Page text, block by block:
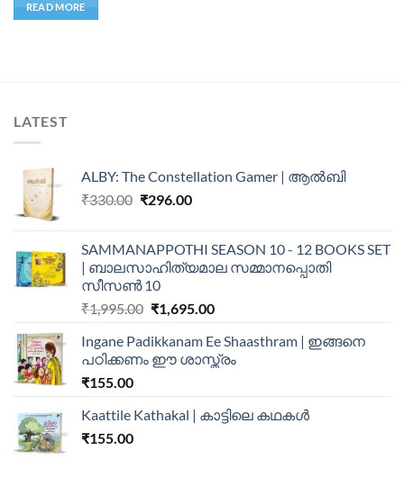
READ MORE
LATEST
ALBY: The Constellation Gamer | ആൽബി
₹330.00 ₹296.00
SAMMANAPPOTHI SEASON 10 - 12 BOOKS SET
| ബാലസാഹിത്യമാല സമ്മാനപ്പൊതി
സീസൺ 10
₹1,995.00 ₹1,695.00
Ingane Padikkanam Ee Shaasthram | ഇങ്ങനെ
പഠിക്കണം ഈ ശാസ്ത്രം
₹155.00
Kaattile Kathakal | കാട്ടിലെ കഥകള്‍
₹155.00